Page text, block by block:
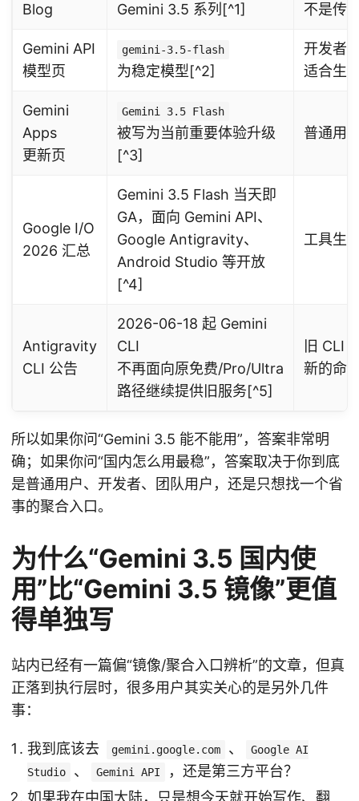
Blog
Gemini 3.5 系列[^1]
不是传
Gemini API
模型页
gemini-3.5-flash
为稳定模型[^2]
开发者
适合生
Gemini
Apps
更新页
Gemini 3.5 Flash
被写为当前重要体验升级
[^3]
普通用
Google I/O
2026 汇总
Gemini 3.5 Flash 当天即
GA，面向 Gemini API、
Google Antigravity、
Android Studio 等开放
[^4]
工具生
Antigravity
CLI 公告
2026-06-18 起 Gemini
CLI
不再面向原免费/Pro/Ultra
路径继续提供旧服务[^5]
旧 CLI
新的命
所以如果你问“Gemini 3.5 能不能用”，答案非常明
确；如果你问“国内怎么用最稳”，答案取决于你到底
是普通用户、开发者、团队用户，还是只想找一个省
事的聚合入口。
为什么“Gemini 3.5 国内使
用”比“Gemini 3.5 镜像”更值
得单独写
站内已经有一篇偏“镜像/聚合入口辨析”的文章，但真
正落到执行层时，很多用户其实关心的是另外几件
事：
我到底该去 gemini.google.com 、
Google AI
Studio
、 Gemini API
，还是第三方平台？